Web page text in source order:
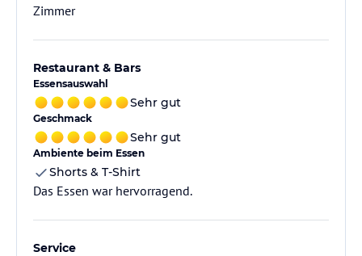
Zimmer
Restaurant & Bars
Essensauswahl
Sehr gut
Geschmack
Sehr gut
Ambiente beim Essen
Shorts & T-Shirt
Das Essen war hervorragend.
Service